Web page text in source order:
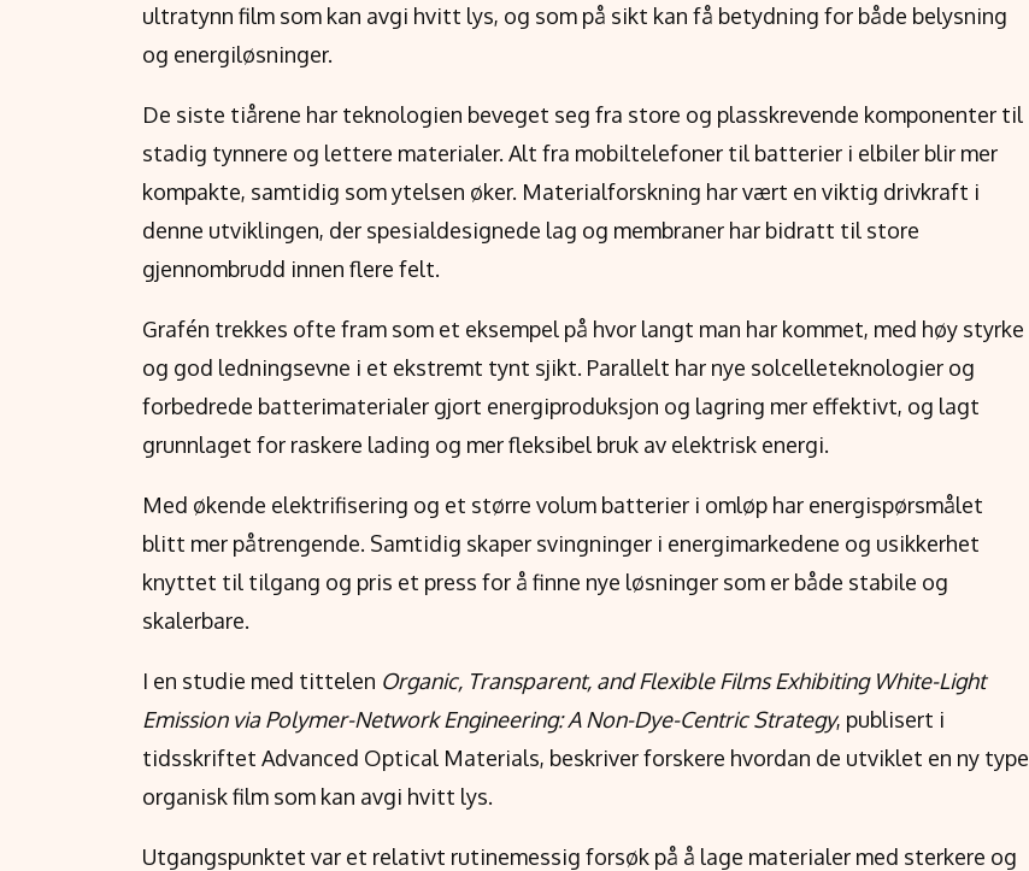
ultratynn film som kan avgi hvitt lys, og som på sikt kan få betydning for både belysning
og energiløsninger.
De siste tiårene har teknologien beveget seg fra store og plasskrevende komponenter til
stadig tynnere og lettere materialer. Alt fra mobiltelefoner til batterier i elbiler blir mer
kompakte, samtidig som ytelsen øker. Materialforskning har vært en viktig drivkraft i
denne utviklingen, der spesialdesignede lag og membraner har bidratt til store
gjennombrudd innen flere felt.
Grafén trekkes ofte fram som et eksempel på hvor langt man har kommet, med høy styrke
og god ledningsevne i et ekstremt tynt sjikt. Parallelt har nye solcelleteknologier og
forbedrede batterimaterialer gjort energiproduksjon og lagring mer effektivt, og lagt
grunnlaget for raskere lading og mer fleksibel bruk av elektrisk energi.
Med økende elektrifisering og et større volum batterier i omløp har energispørsmålet
blitt mer påtrengende. Samtidig skaper svingninger i energimarkedene og usikkerhet
knyttet til tilgang og pris et press for å finne nye løsninger som er både stabile og
skalerbare.
I en studie med tittelen Organic, Transparent, and Flexible Films Exhibiting White-Light
Emission via Polymer-Network Engineering: A Non-Dye-Centric Strategy, publisert i
tidsskriftet Advanced Optical Materials, beskriver forskere hvordan de utviklet en ny type
organisk film som kan avgi hvitt lys.
Utgangspunktet var et relativt rutinemessig forsøk på å lage materialer med sterkere og